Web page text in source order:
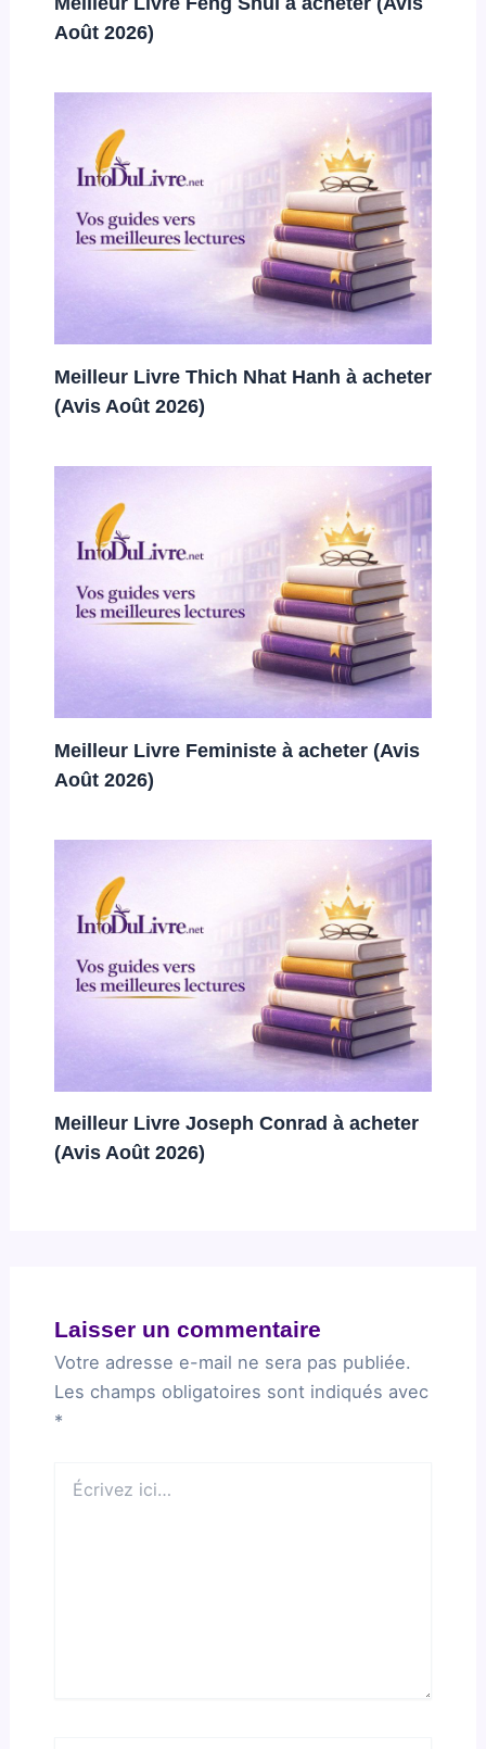
Août 2026)
Meilleur Livre Thich Nhat Hanh à acheter
(Avis Août 2026)
Meilleur Livre Feministe à acheter (Avis
Août 2026)
Meilleur Livre Joseph Conrad à acheter
(Avis Août 2026)
Laisser un commentaire
Votre adresse e-mail ne sera pas publiée.
Les champs obligatoires sont indiqués avec
*
ici…